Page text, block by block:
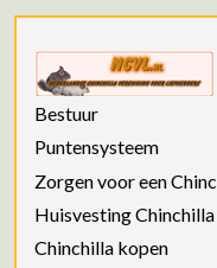
Bestuur
Puntensysteem
Zorgen voor een
Huisvesting Chinchilla
Chinchilla kopen